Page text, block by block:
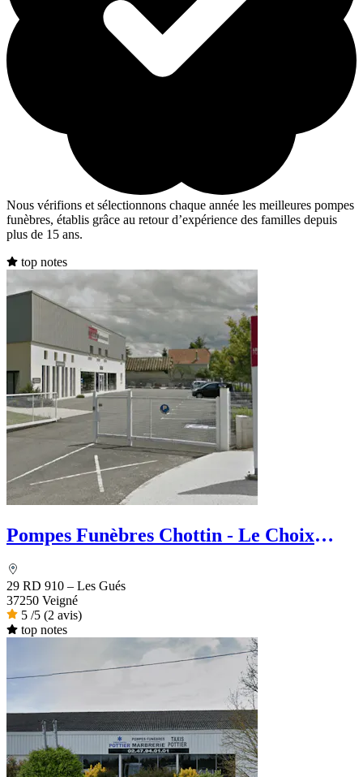
Nous vérifions et sélectionnons chaque année les meilleures pompes
funèbres, établis grâce au retour d’expérience des familles depuis
plus de 15 ans.
top notes
Pompes Funèbres Chottin - Le Choix
29 RD 910 – Les Gués
37250 Veigné
5 /5 (2 avis)
top notes